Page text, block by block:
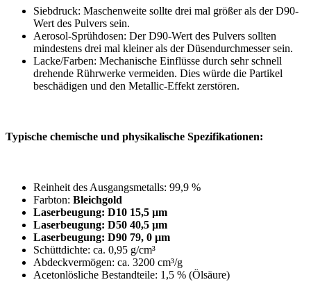
Siebdruck: Maschenweite sollte drei mal größer als der D90-
Wert des Pulvers sein.
Aerosol-Sprühdosen: Der D90-Wert des Pulvers sollten
mindestens drei mal kleiner als der Düsendurchmesser sein.
Lacke/Farben: Mechanische Einflüsse durch sehr schnell
drehende Rührwerke vermeiden. Dies würde die Partikel
beschädigen und den Metallic-Effekt zerstören.
Typische chemische und physikalische Spezifikationen:
Reinheit des Ausgangsmetalls: 99,9 %
Farbton: Bleichgold
Laserbeugung: D10 15,5 µm
Laserbeugung: D50 40,5 µm
Laserbeugung: D90 79, 0 µm
Schüttdichte: ca. 0,95 g/cm³
Abdeckvermögen: ca. 3200 cm³/g
Acetonlösliche Bestandteile: 1,5 % (Ölsäure)